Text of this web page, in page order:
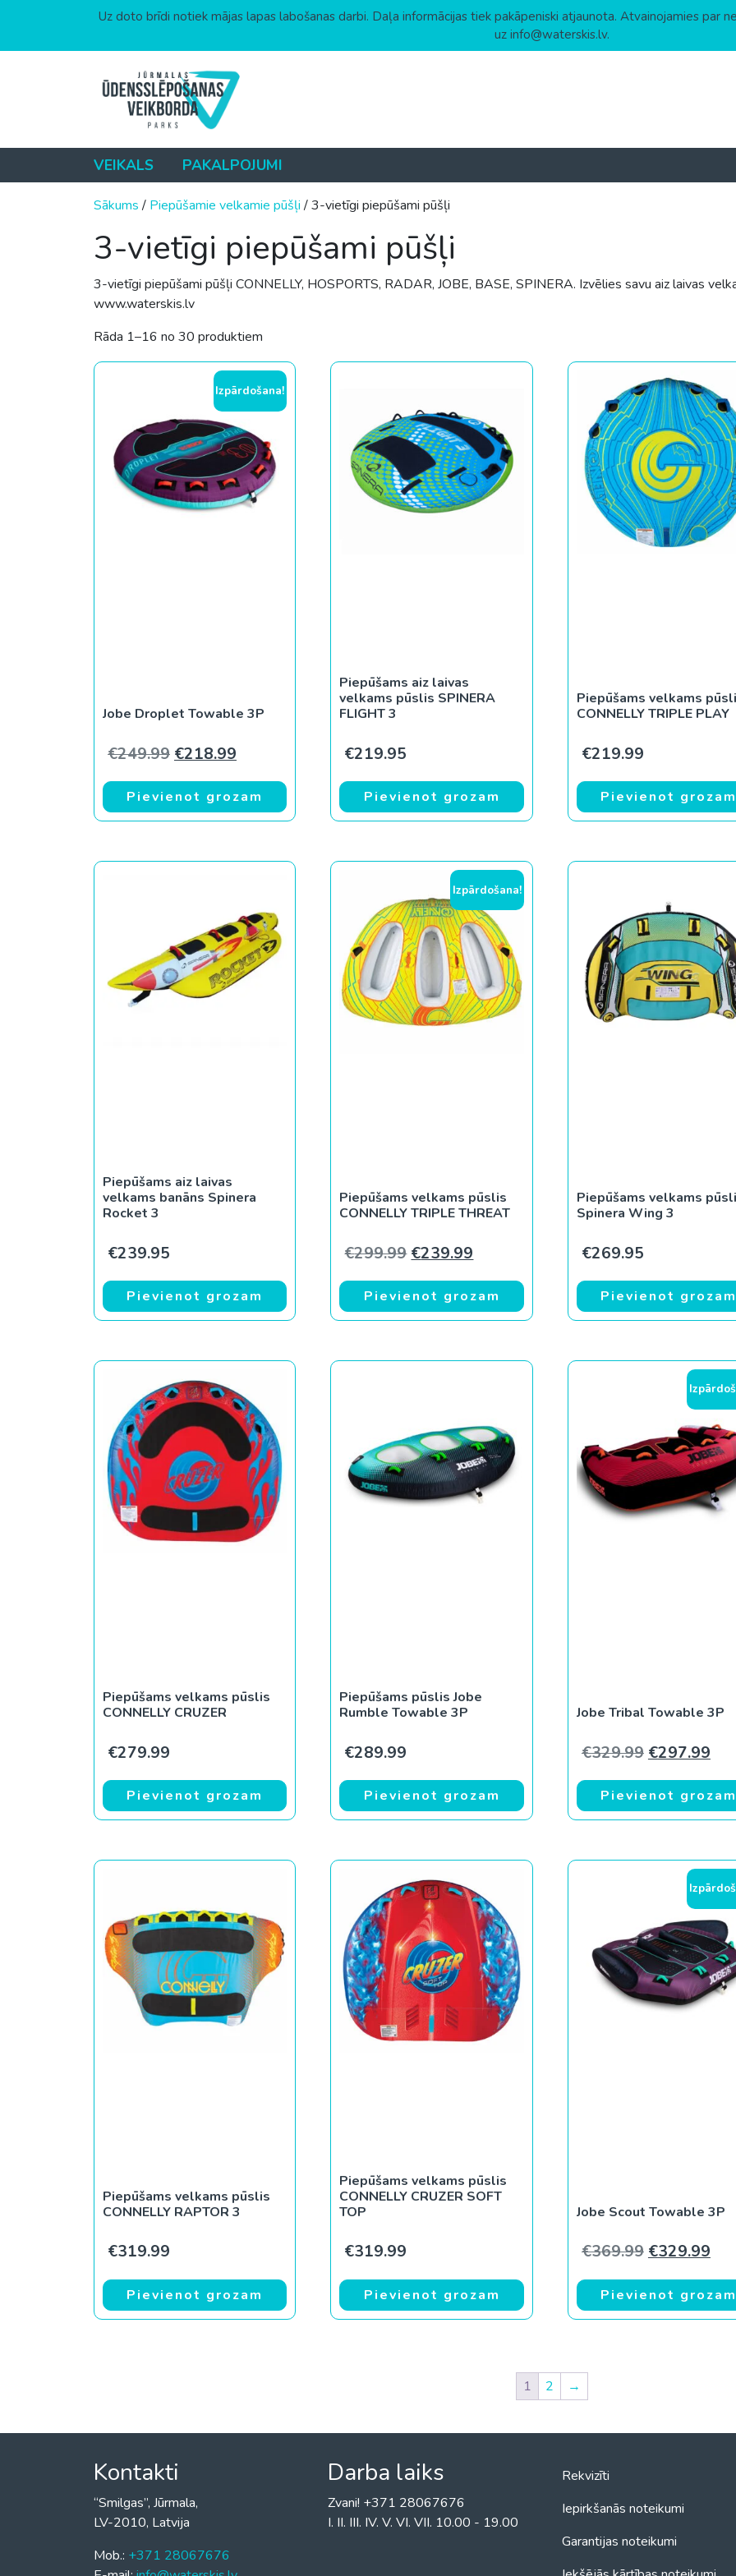
Uz doto brīdi notiek mājas lapas labošanas darbi. Daļa informācijas tiek pakāpeniski atjaunota. Atvainojamies par
uz info@waterskis.lv.
VEIKALS PAKALPOJUMI
Sākums/ Piepūšamie velkamie pūšļi/ 3-vietīgi piepūšami pūšļi
3-vietīgi piepūšami pūšļi
3-vietīgi piepūšami pūšļi CONNELLY, HOSPORTS, RADAR, JOBE, BASE, SPINERA. Izvēlies savu aiz laivas
www.waterskis.lv
Rāda 1–16 no 30 produktiem
Izpārdošana!
Jobe Droplet Towable 3P
€249.99 Original price was: €249.99.
€218.99 Current price is: €218.99.
Pievienot grozam
Piepūšams aiz laivas
velkams pūslis SPINERA
FLIGHT 3
€219.95
Pievienot grozam
Piepūšams velkams
CONNELLY TRIPLE PLAY
€219.99
Pievienot grozam
Piepūšams aiz laivas
velkams banāns Spinera
Rocket 3
€239.95
Pievienot grozam
Izpārdošana!
Piepūšams velkams pūslis
CONNELLY TRIPLE THREAT
€299.99 Original price was: €299.99.
€239.99 Current price is: €239.99.
Pievienot grozam
Piepūšams velkams
Spinera Wing 3
€269.95
Pievienot grozam
Piepūšams velkams pūslis
CONNELLY CRUZER
€279.99
Pievienot grozam
Piepūšams pūslis Jobe
Rumble Towable 3P
€289.99
Pievienot grozam
Jobe Tribal Towable 3P
€329.99 Original
€297.99
Pievienot grozam
Piepūšams velkams pūslis
CONNELLY RAPTOR 3
€319.99
Pievienot grozam
Piepūšams velkams pūslis
CONNELLY CRUZER SOFT
TOP
€319.99
Pievienot grozam
Jobe Scout Towable 3P
€369.99 Original
€329.99
Pievienot grozam
1 2 →
Kontakti
“Smilgas”, Jūrmala,
LV-2010, Latvija
Mob.: +371 28067676
Darba laiks
Zvani! +371 28067676
I. II. III. IV. V. VI. VII. 10.00 - 19.00
Rekvizīti
Iepirkšanās noteikumi
Garantijas noteikumi